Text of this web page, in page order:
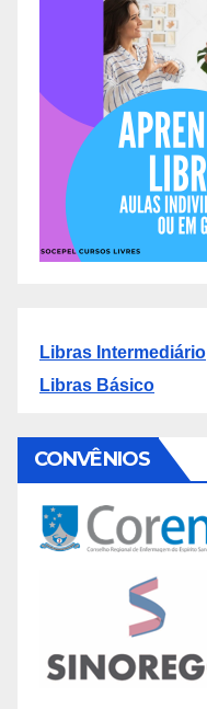
Libras Intermediário
Libras Básico
CONVÊNIOS